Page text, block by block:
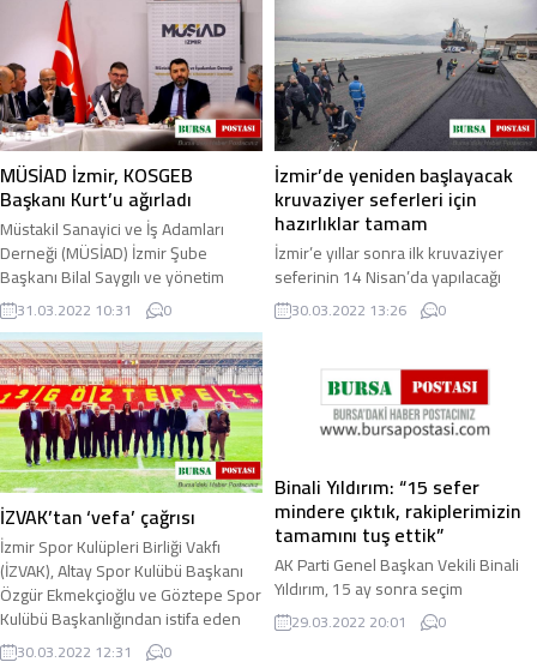
MÜSİAD İzmir, KOSGEB
Başkanı Kurt’u ağırladı
Müstakil Sanayici ve İş Adamları
Derneği (MÜSİAD) İzmir Şube
Başkanı Bilal Saygılı ve yönetim
kurulu üyeleri, düzenlenen
toplantıda KOSGEB ...
31.03.2022 10:31 0
İzmir’de yeniden başlayacak
kruvaziyer seferleri için
hazırlıklar tamam
İzmir’e yıllar sonra ilk kruvaziyer
seferinin 14 Nisan’da yapılacağı
belirtilirken, İzmir Büyükşehir
Belediyesi, yeniden kruvaziyer
30.03.2022 13:26 0
İZVAK’tan ‘vefa’ çağrısı
İzmir Spor Kulüpleri Birliği Vakfı
(İZVAK), Altay Spor Kulübü Başkanı
Özgür Ekmekçioğlu ve Göztepe Spor
Kulübü Başkanlığından istifa eden
Mehmet ...
30.03.2022 12:31 0
Binali Yıldırım: “15 sefer
mindere çıktık, rakiplerimizin
tamamını tuş ettik”
AK Parti Genel Başkan Vekili Binali
Yıldırım, 15 ay sonra seçim
yapılacağını hatırlatarak, “Sayılı gün
çabuk geçer. O günleri iple
29.03.2022 20:01 0